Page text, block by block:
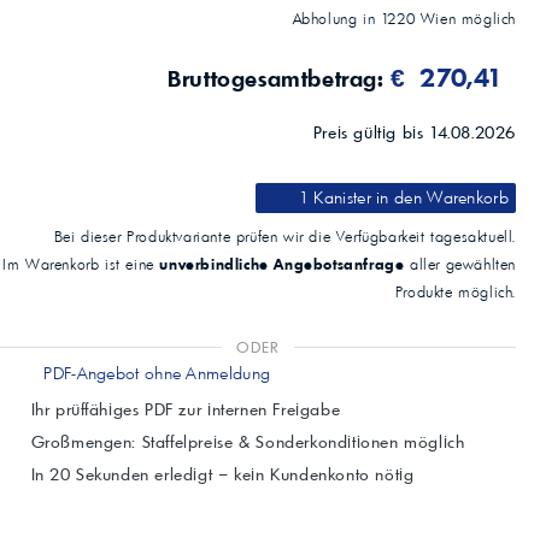
Abholung in 1220 Wien möglich
Bruttogesamtbetrag:€ 270,41
Preis gültig bis 14.08.2026
1 Kanisterin den Warenkorb
Bei dieser Produktvariante prüfen wir die Verfügbarkeit tagesaktuell.
Im Warenkorb ist eineunverbindliche Angebotsanfrage aller gewählten
Produkte möglich.
ODER
PDF-Angebot ohne Anmeldung
Ihr prüffähiges PDF zur internen Freigabe
Großmengen: Staffelpreise & Sonderkonditionen möglich
In 20 Sekunden erledigt – kein Kundenkonto nötig